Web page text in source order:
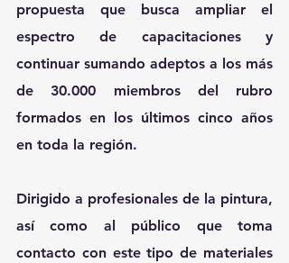
propuesta que busca ampliar el
espectro de capacitaciones y
continuar sumando adeptos a los más
de 30.000 miembros del rubro
formados en los últimos cinco años
en toda la región.
Dirigido a profesionales de la pintura,
así como al público que toma
contacto con este tipo de materiales